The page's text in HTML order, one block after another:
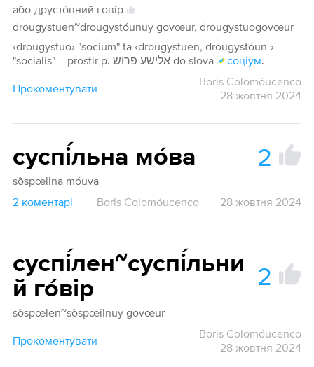
або друсто́вний говір
drougystuen~drougystóunuy govœur, drougystuogovœur
‹drougystuo› "socium" ta ‹drougystuen, drougystóun-›
"socialis" – prostir p. אלישע פרוש do slova
соціум.
Прокоментувати
Boris Colomóucenco
28 жовтня 2024
суспі́льна мо́ва 2
sõspœilna móuva
2 коментарі
Boris Colomóucenco 28 жовтня 2024
суспі́лен~суспі́льни
й го́вір
2
sõspœlen~sõspœilnuy govœur
Прокоментувати
Boris Colomóucenco
28 жовтня 2024